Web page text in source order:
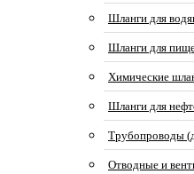
Шланги для
Шланги для
Химические
Шланги для
Трубопроводы
Отводные и